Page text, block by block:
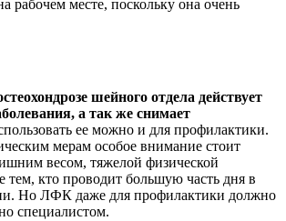
рабочем месте, поскольку она очень
шейного отдела действует
а так же снимает
ее можно и для профилактики.
мерам особое внимание стоит
весом, тяжелой физической
тем, кто проводит большую часть дня в
Но ЛФК даже для профилактики должно
специалистом.